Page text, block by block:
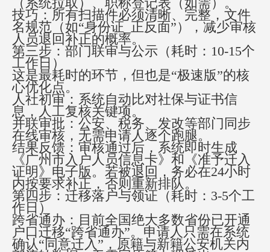
技巧：所有扫描件必须清晰、完整，文件
名规范（如“身份证_正反面”），减少审核
人员退回补正的概率。
第三步：部门联审与公示（耗时： 10-15个
工作日）
这是最耗时的环节，但也是“极速版”的核
心优化点。
人社初审：系统自动比对社保与证书信
息，人工复核关键项。
并联审批：公安、税务、发改等部门同步
在线审核，无需申请人逐个跑腿。
结果反馈：审核通过后，系统即时生成
《广州市入户人员信息卡》和《准予迁入
证明》电子版。若被退回，务必在24小时
内按要求补正，否则重新排队。
第四步：迁移落户与领证（耗时： 3-5个工
作日）
跨省通办：目前全国绝大多数省份已开通
户口迁移“跨省通办”。申请人只需在系统
确认“同意迁入”，原籍与新籍公安机关内